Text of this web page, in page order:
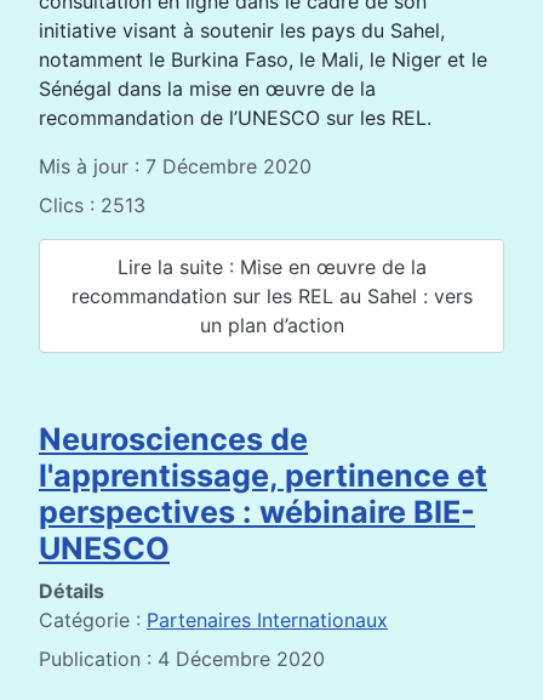
initiative visant à soutenir les pays du Sahel,
notamment le Burkina Faso, le Mali, le Niger et le
Sénégal dans la mise en œuvre de la
recommandation de l’UNESCO sur les REL.
Mis à jour : 7 Décembre 2020
Clics : 2513
Lire la suite : Mise en œuvre de la
recommandation sur les REL au Sahel : vers
un plan d’action
Neurosciences de
l'apprentissage, pertinence et
perspectives : wébinaire BIE-
UNESCO
Détails
Catégorie : Partenaires Internationaux
Publication : 4 Décembre 2020